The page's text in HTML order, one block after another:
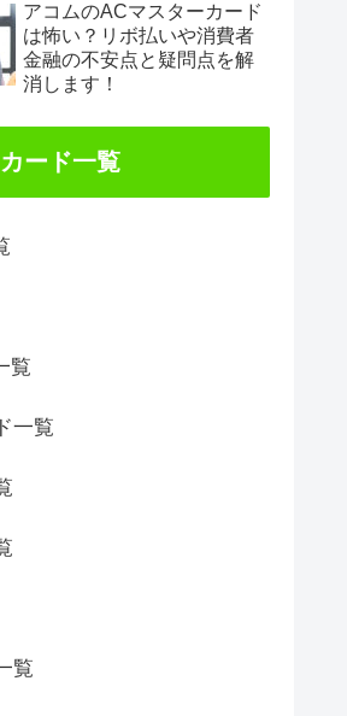
アコムのACマスターカード
は怖い？リボ払いや消費者
金融の不安点と疑問点を解
消します！
ード一覧
覧
一覧
覧